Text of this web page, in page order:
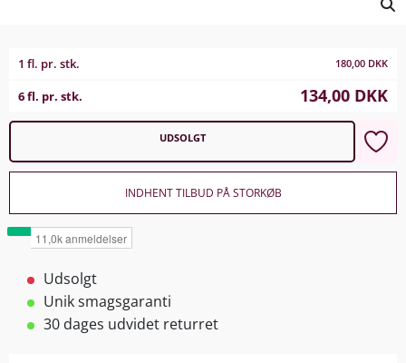
1 fl. pr. stk. 180,00 DKK
6 fl. pr. stk. 134,00 DKK
UDSOLGT
INDHENT TILBUD PÅ STORKØB
Udsolgt
Unik smagsgaranti
30 dages udvidet returret